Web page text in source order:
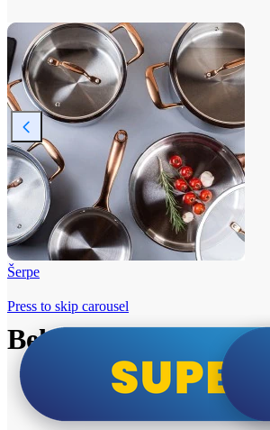
Šerpe
Beko i Tesla super
Press to skip carousel